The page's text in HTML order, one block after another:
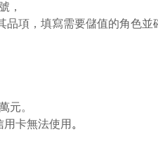
，
品項，填寫需要儲值的角色並
元。
卡無法使用 。